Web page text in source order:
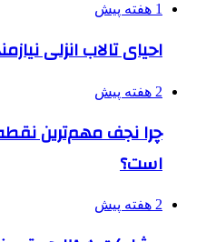
1 هفته پیش
احیای تالاب انزلی
2 هفته پیش
چرا نجف مهم‌ترین
است؟
2 هفته پیش